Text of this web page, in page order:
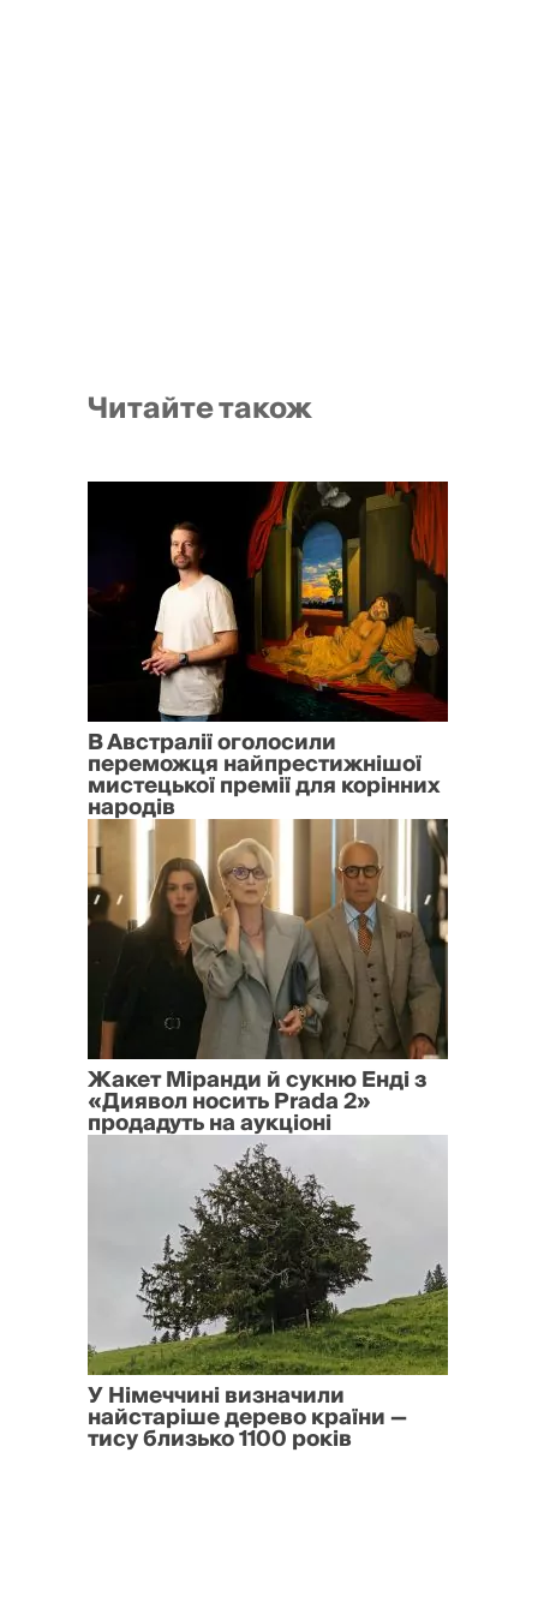
Читайте також
В Австралії оголосили
переможця найпрестижнішої
мистецької премії для корінних
народів
Жакет Міранди й сукню Енді з
«Диявол носить Prada 2»
продадуть на аукціоні
У Німеччині визначили
найстаріше дерево країни —
тису близько 1100 років